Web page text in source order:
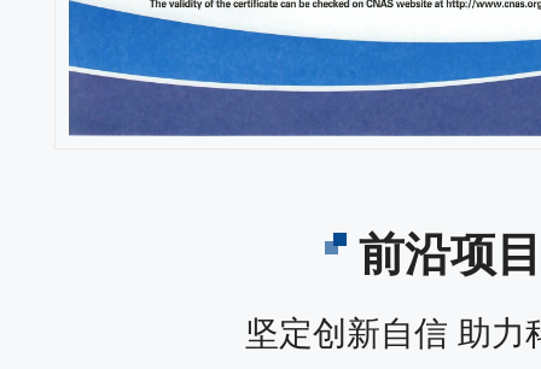
前沿项目
坚定创新自信 助力